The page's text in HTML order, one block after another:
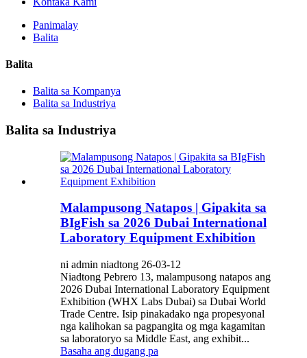
Panimalay
Balita
Balita
Balita sa Kompanya
Balita sa Industriya
Balita sa Industriya
Malampusong Natapos | Gipakita sa
BIgFish sa 2026 Dubai International
Laboratory Equipment Exhibition
ni admin niadtong 26-03-12
Niadtong Pebrero 13, malampusong natapos ang
2026 Dubai International Laboratory Equipment
Exhibition (WHX Labs Dubai) sa Dubai World
Trade Centre. Isip pinakadako nga propesyonal
nga kalihokan sa pagpangita og mga kagamitan
sa laboratoryo sa Middle East, ang exhibit...
Basaha ang dugang pa